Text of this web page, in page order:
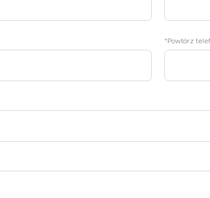
*Powtórz